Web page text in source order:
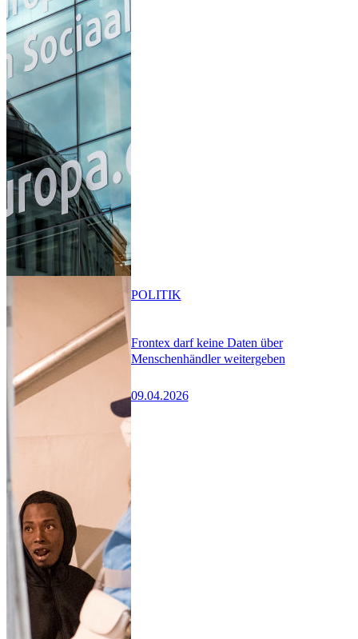
Frontex darf keine Daten über
Menschenhändler weitergeben
09.04.2026
POLITIK